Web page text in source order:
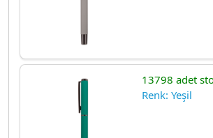
13798 adet
Renk: Yeşil